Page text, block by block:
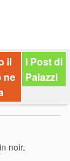
il
ne
I Post di
Palazzi
noir.